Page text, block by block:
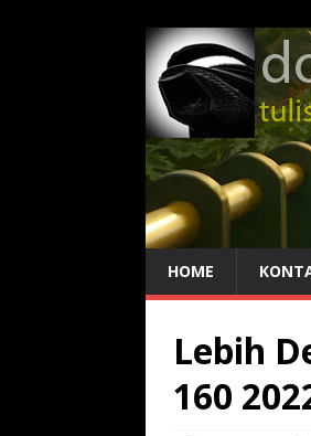
HOME
Lebih
160